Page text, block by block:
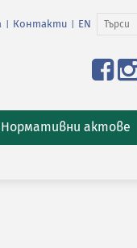
Контакти EN
Нормативни актове